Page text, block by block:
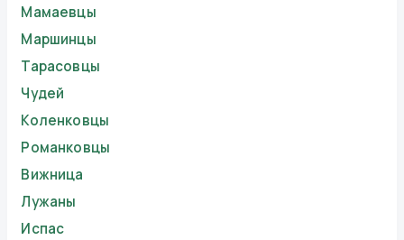
Мамаевцы
Маршинцы
Тарасовцы
Чудей
Коленковцы
Романковцы
Вижница
Лужаны
Испас